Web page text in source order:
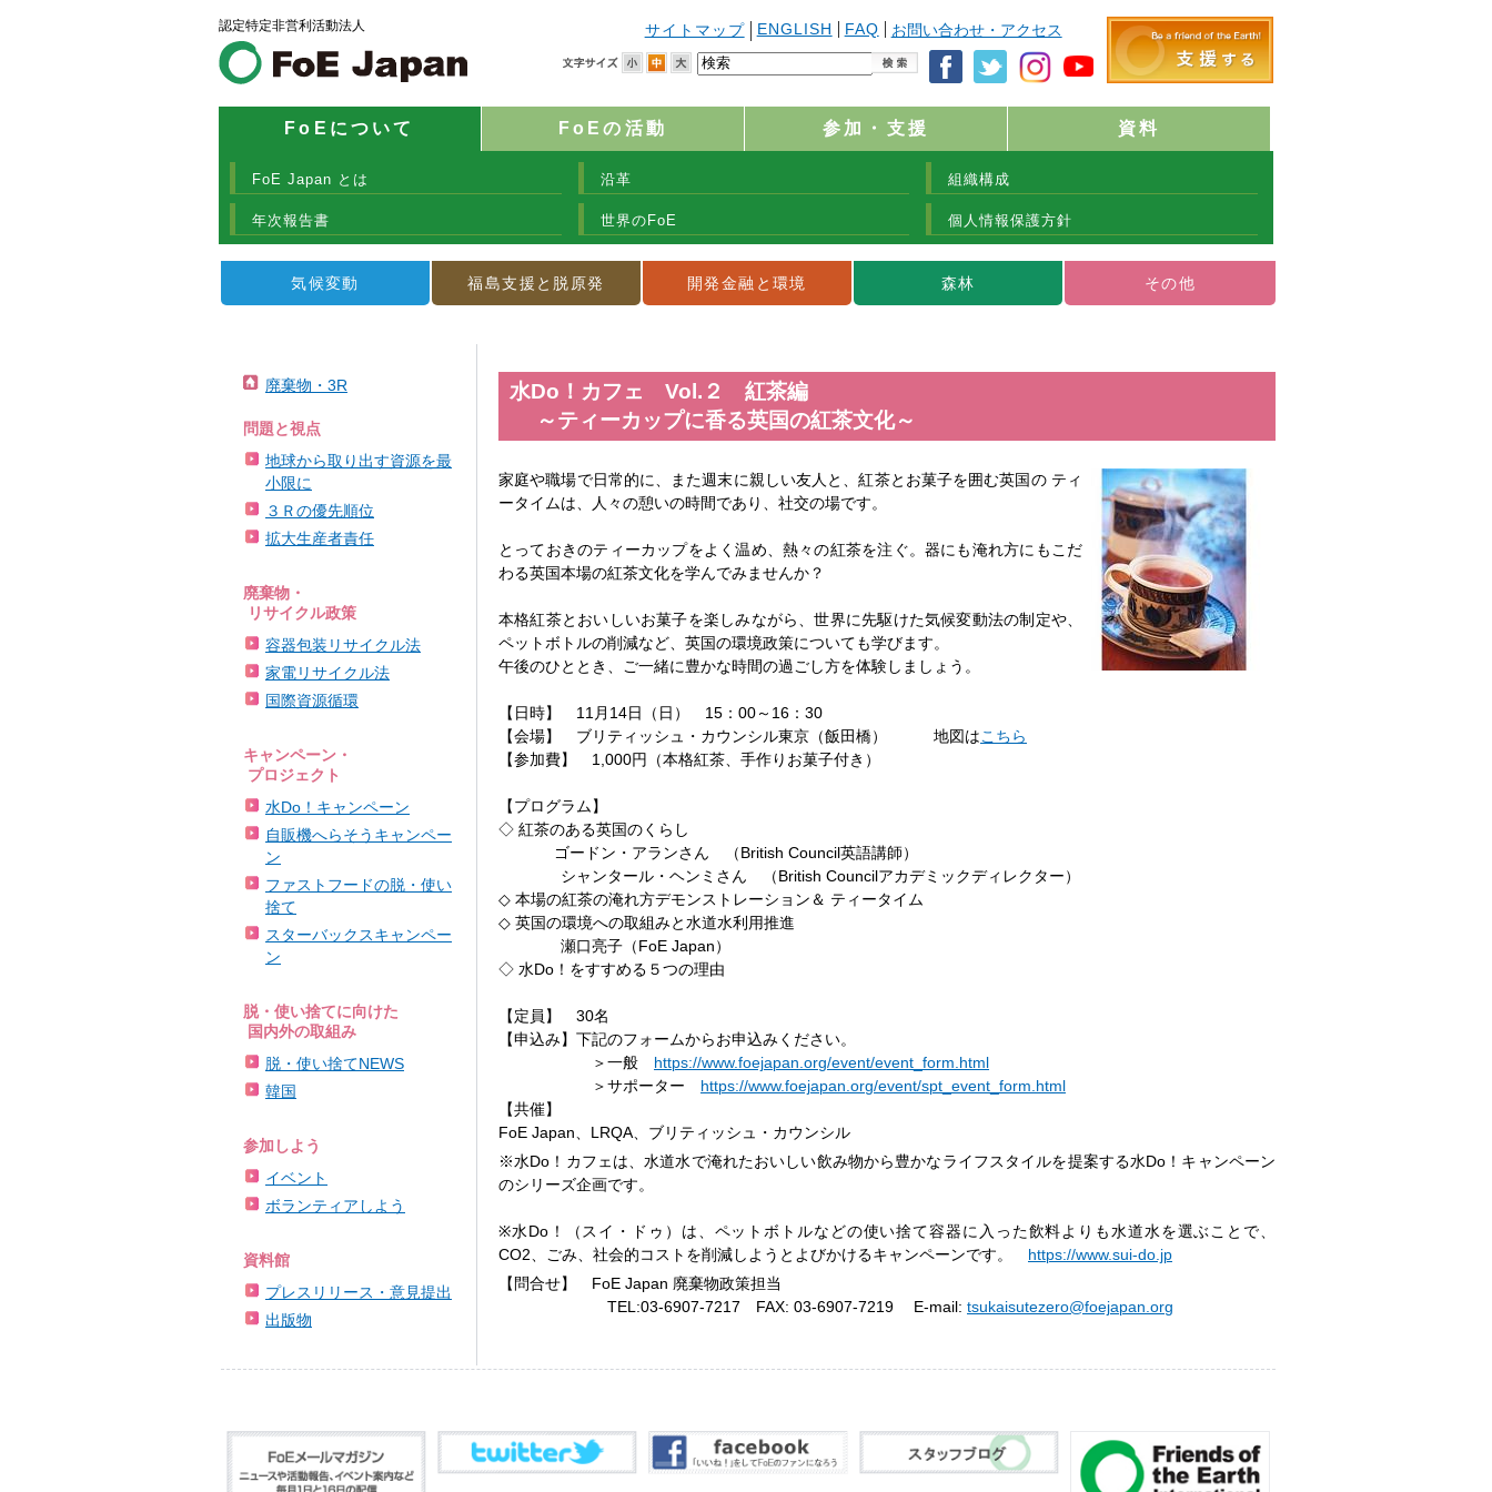
認定特定非営利活動法人 サイトマップ ENGLISH FAQ お問い合わせ・アクセス
FoEについて FoEの活動 参加・支援 資料
FoE Japan とは 沿革 組織構成
年次報告書 世界のFoE 個人情報保護方針
気候変動 福島支援と脱原発 開発金融と環境 森林 その他
廃棄物・3R
問題と視点
地球から取り出す資源を最
小限に
３Ｒの優先順位
拡大生産者責任
廃棄物・
リサイクル政策
容器包装リサイクル法
家電リサイクル法
国際資源循環
キャンペーン・
プロジェクト
水Do！キャンペーン
自販機へらそうキャンペー
ン
ファストフードの脱・使い
捨て
スターバックスキャンペー
ン
脱・使い捨てに向けた
国内外の取組み
脱・使い捨てNEWS
韓国
参加しよう
イベント
ボランティアしよう
資料館
プレスリリース・意見提出
出版物
水Do！カフェ Vol.２ 紅茶編
～ティーカップに香る英国の紅茶文化～
家庭や職場で日常的に、また週末に親しい友人と、紅茶とお菓子を囲む英国の ティ
ータイムは、人々の憩いの時間であり、社交の場です。
とっておきのティーカップをよく温め、熱々の紅茶を注ぐ。器にも淹れ方にもこだ
わる英国本場の紅茶文化を学んでみませんか？
本格紅茶とおいしいお菓子を楽しみながら、世界に先駆けた気候変動法の制定や、
ペットボトルの削減など、英国の環境政策についても学びます。
午後のひととき、ご一緒に豊かな時間の過ごし方を体験しましょう。
【日時】 11月14日（日） 15：00～16：30
【会場】 ブリティッシュ・カウンシル東京（飯田橋） 地図はこちら
【参加費】 1,000円（本格紅茶、手作りお菓子付き）
【プログラム】
◇ 紅茶のある英国のくらし
ゴードン・アランさん （British Council英語講師）
シャンタール・ヘンミさん （British Councilアカデミックディレクター）
◇ 本場の紅茶の淹れ方デモンストレーション＆ ティータイム
◇ 英国の環境への取組みと水道水利用推進
瀬口亮子（FoE Japan）
◇ 水Do！をすすめる５つの理由
【定員】 30名
【申込み】下記のフォームからお申込みください。
＞一般
https://www.foejapan.org/event/event_form.html
＞サポーター
https://www.foejapan.org/event/spt_event_form.html
【共催】
FoE Japan、LRQA、ブリティッシュ・カウンシル
※水Do！カフェは、水道水で淹れたおいしい飲み物から豊かなライフスタイルを提案する水Do！キャンペーン
のシリーズ企画です。
※水Do！（スイ・ドゥ）は、ペットボトルなどの使い捨て容器に入った飲料よりも水道水を選ぶことで、
CO2、ごみ、社会的コストを削減しようとよびかけるキャンペーンです。
https://www.sui-do.jp
【問合せ】 FoE Japan 廃棄物政策担当
TEL:03-6907-7217 FAX: 03-6907-7219 E-mail: tsukaisutezero@foejapan.org